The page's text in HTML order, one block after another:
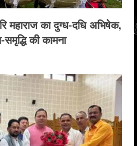
महाराज का दुग्ध-दधि अभिषेक,
की कामना